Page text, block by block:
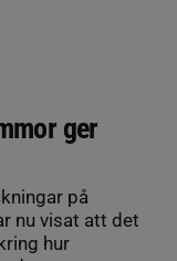
ger
på
nu visat att det
hur